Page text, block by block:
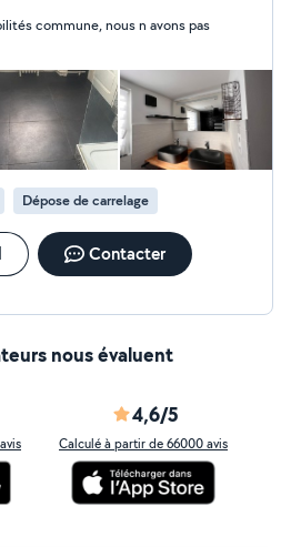
commune, nous n avons pas
Dépose de carrelage
Contacter
nous évaluent
4,6/5
Calculé à partir de 66000 avis